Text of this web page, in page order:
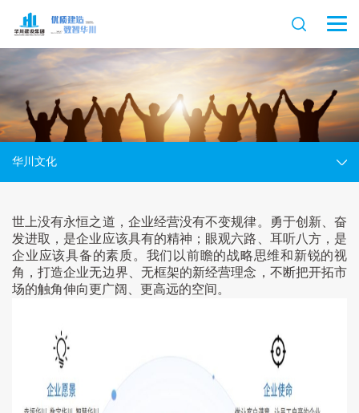
华川文化
世上没有永恒之道，企业经营没有不变规律。勇于创新、奋
发进取，是企业应该具有的精神；眼观六路、耳听八方，是
企业应该具备的素质。 我们以前瞻的战略思维和新锐的视
角，打造企业无边界、无框架的新经营理念，不断把开拓市
场的触角伸向更广阔、更高远的空间。